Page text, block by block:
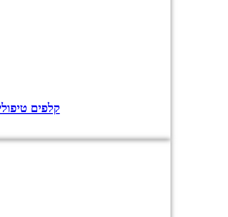
קלפים